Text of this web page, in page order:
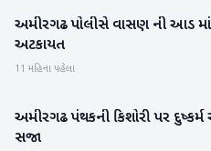
બનાસકાંઠા
અમીરગઢ પોલીસે વાસણ ની આડ માં
અટકાયત
11 મહિના પહેલા
બનાસકાંઠા
અમીરગઢ પંથકની કિશોરી પર
સજા